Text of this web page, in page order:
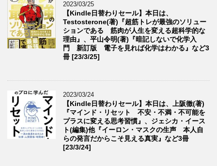
2023/03/25
【Kindle日替わりセール】本日は、
Testosterone(著)『超筋トレが最強のソリュー
ションである 筋肉が人生を変える超科学的な
理由』、平山令明(著)『暗記しないで化学入
門 新訂版 電子を見れば化学はわかる』など3
冊 [23/3/25]
2023/03/24
【Kindle日替わりセール】本日は、上阪徹(著)
『マインド・リセット 不安・不満・不可能を
プラスに変える思考習慣』、ジェシカ・イース
ト(編集)他『イーロン・マスクの生声 本人自
らの発言だからこそ見える真実』など3冊
[23/3/24]